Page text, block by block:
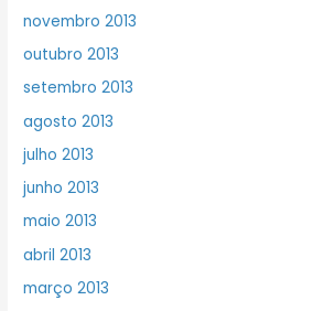
novembro 2013
outubro 2013
setembro 2013
agosto 2013
julho 2013
junho 2013
maio 2013
abril 2013
março 2013